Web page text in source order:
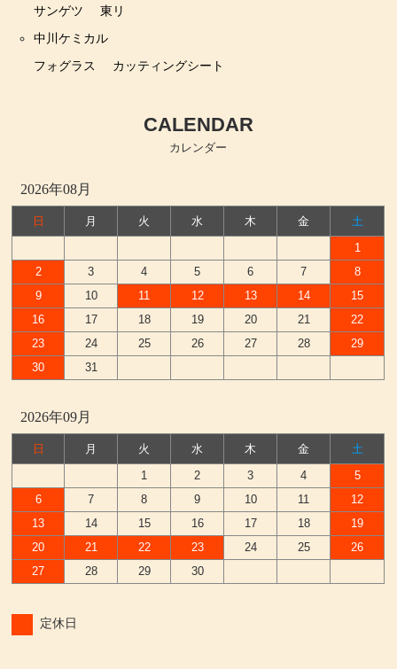
サンゲツ
東リ
中川ケミカル
フォグラス
カッティングシート
CALENDAR
カレンダー
2026年08月
日 月 火 水 木 金
土
1
2
3 4 5 6 7
8
9
10 11 12 13 14
15
16
17 18 19 20 21
22
23
24 25 26 27 28
29
30
31
2026年09月
日 月 火 水 木 金
土
1
2 3 4
5
6
7 8 9 10 11
12
13
14 15 16 17 18
19
20
21 22 23 24 25
26
27
28 29 30
定休日